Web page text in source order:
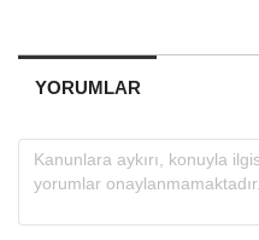
YORUMLAR